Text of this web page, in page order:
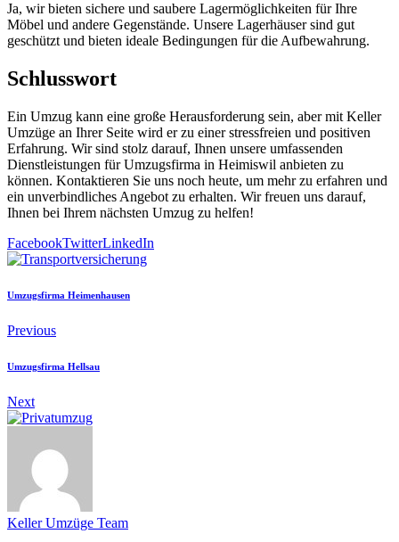
Ja, wir bieten sichere und saubere Lagermöglichkeiten für Ihre
Möbel und andere Gegenstände. Unsere Lagerhäuser sind gut
geschützt und bieten ideale Bedingungen für die Aufbewahrung.
Schlusswort
Ein Umzug kann eine große Herausforderung sein, aber mit Keller
Umzüge an Ihrer Seite wird er zu einer stressfreien und positiven
Erfahrung. Wir sind stolz darauf, Ihnen unsere umfassenden
Dienstleistungen für Umzugsfirma in Heimiswil anbieten zu
können. Kontaktieren Sie uns noch heute, um mehr zu erfahren und
ein unverbindliches Angebot zu erhalten. Wir freuen uns darauf,
Ihnen bei Ihrem nächsten Umzug zu helfen!
FacebookTwitterLinkedIn
Umzugsfirma Heimenhausen
Previous
Umzugsfirma Hellsau
Next
Keller Umzüge Team